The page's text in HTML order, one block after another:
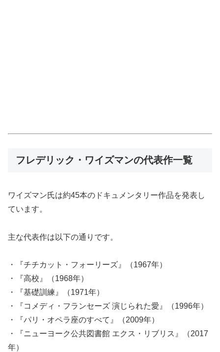
フレデリック・ワイズマンの代表作一覧
ワイズマン氏は約45本のドキュメンタリー作品を発表し
ています。
主な代表作は以下の通りです。
・『チチカット・フォーリーズ』（1967年）
・『高校』（1968年）
・『基礎訓練』（1971年）
・『コメディ・フランセーズ 演じられた愛』（1996年）
・『パリ・オペラ座のすべて』（2009年）
・『ニューヨーク公共図書館 エクス・リブリス』（2017
年）